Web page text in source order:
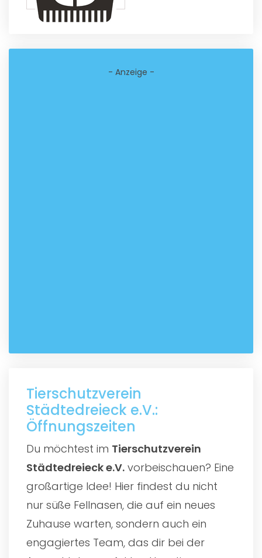
- Anzeige -
Tierschutzverein
Städtedreieck e.V.:
Öffnungszeiten
Du möchtest im Tierschutzverein
Städtedreieck e.V. vorbeischauen? Eine
großartige Idee! Hier findest du nicht
nur süße Fellnasen, die auf ein neues
Zuhause warten, sondern auch ein
engagiertes Team, das dir bei der